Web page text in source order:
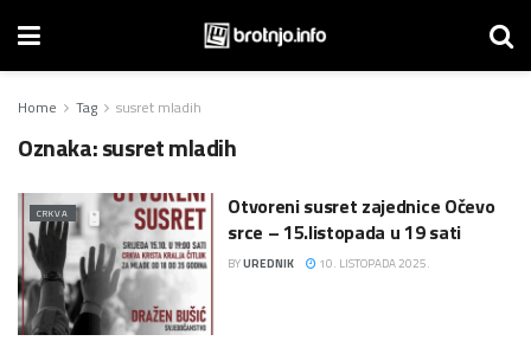
Home Tag susret mladih
Oznaka:susret mladih
CRKVA
Otvoreni susret zajednice Očevo
srce – 15.listopada u 19 sati
BYUREDNIK 10. LISTOPADA 2025.